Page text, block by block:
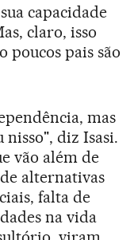
capacidade
claro, isso
poucos pais são
mas
nisso", diz Isasi.
vão além de
alternativas
falta de
na vida